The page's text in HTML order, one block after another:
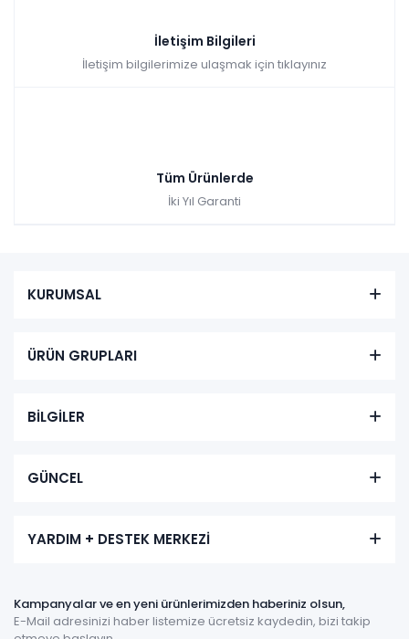
İletişim Bilgileri
İletişim bilgilerimize ulaşmak için tıklayınız
Tüm Ürünlerde
İki Yıl Garanti
KURUMSAL
ÜRÜN GRUPLARI
BİLGİLER
GÜNCEL
YARDIM + DESTEK MERKEZİ
Kampanyalar ve en yeni ürünlerimizden haberiniz olsun,
E-Mail adresinizi haber listemize ücretsiz kaydedin, bizi takip